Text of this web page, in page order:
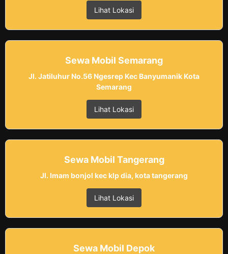
Lihat Lokasi
Sewa Mobil Semarang
Jl. Jatiluhur No.56 Ngesrep Kec Banyumanik Kota
Semarang
Lihat Lokasi
Sewa Mobil Tangerang
Jl. Imam bonjol kec klp dia, kota tangerang
Lihat Lokasi
Sewa Mobil Depok